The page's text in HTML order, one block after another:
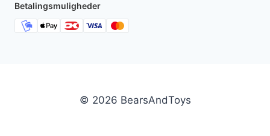
Betalingsmuligheder
© 2026 BearsAndToys